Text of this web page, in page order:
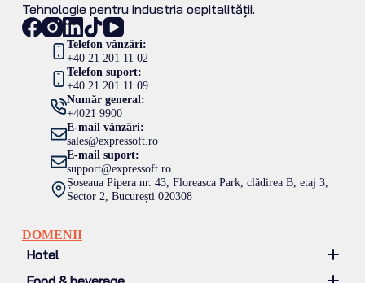
Tehnologie pentru industria ospitalității.
Telefon vânzări:
+40 21 201 11 02
Telefon suport:
+40 21 201 11 09
Număr general:
+4021 9900
E-mail vânzări:
sales@expressoft.ro
E-mail suport:
support@expressoft.ro
Șoseaua Pipera nr. 43, Floreasca Park, clădirea B, etaj 3,
Sector 2, București 020308
DOMENII
Hotel